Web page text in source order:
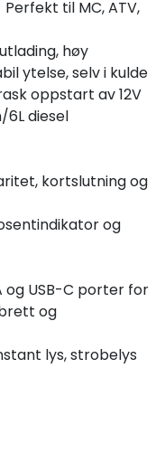
til MC, ATV,
høy
ytelse, selv i kulde
oppstart av 12V
6L diesel
kortslutning og
og
og USB-C porter for
og
lys, strobelys